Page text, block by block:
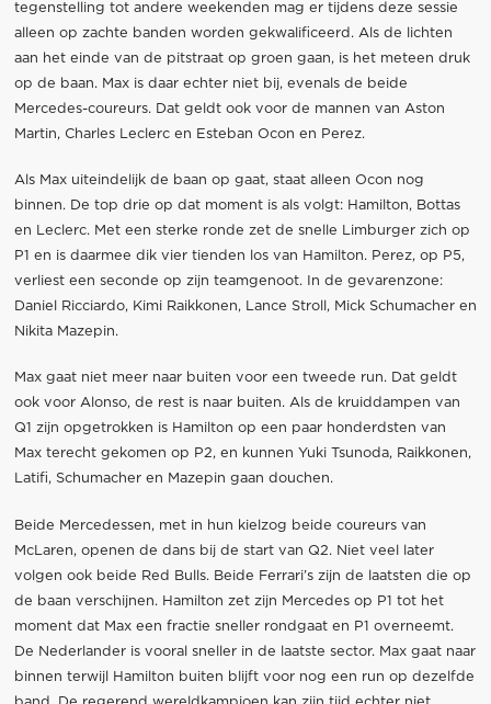
tegenstelling tot andere weekenden mag er tijdens deze sessie
alleen op zachte banden worden gekwalificeerd. Als de lichten
aan het einde van de pitstraat op groen gaan, is het meteen druk
op de baan. Max is daar echter niet bij, evenals de beide
Mercedes-coureurs. Dat geldt ook voor de mannen van Aston
Martin, Charles Leclerc en Esteban Ocon en Perez.
Als Max uiteindelijk de baan op gaat, staat alleen Ocon nog
binnen. De top drie op dat moment is als volgt: Hamilton, Bottas
en Leclerc. Met een sterke ronde zet de snelle Limburger zich op
P1 en is daarmee dik vier tienden los van Hamilton. Perez, op P5,
verliest een seconde op zijn teamgenoot. In de gevarenzone:
Daniel Ricciardo, Kimi Raikkonen, Lance Stroll, Mick Schumacher en
Nikita Mazepin.
Max gaat niet meer naar buiten voor een tweede run. Dat geldt
ook voor Alonso, de rest is naar buiten. Als de kruiddampen van
Q1 zijn opgetrokken is Hamilton op een paar honderdsten van
Max terecht gekomen op P2, en kunnen Yuki Tsunoda, Raikkonen,
Latifi, Schumacher en Mazepin gaan douchen.
Beide Mercedessen, met in hun kielzog beide coureurs van
McLaren, openen de dans bij de start van Q2. Niet veel later
volgen ook beide Red Bulls. Beide Ferrari’s zijn de laatsten die op
de baan verschijnen. Hamilton zet zijn Mercedes op P1 tot het
moment dat Max een fractie sneller rondgaat en P1 overneemt.
De Nederlander is vooral sneller in de laatste sector. Max gaat naar
binnen terwijl Hamilton buiten blijft voor nog een run op dezelfde